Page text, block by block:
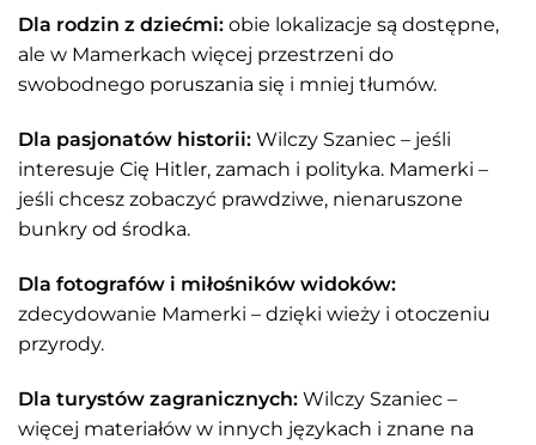
Dla rodzin z dziećmi: obie lokalizacje są dostępne,
ale w Mamerkach więcej przestrzeni do
swobodnego poruszania się i mniej tłumów.
Dla pasjonatów historii: Wilczy Szaniec – jeśli
interesuje Cię Hitler, zamach i polityka. Mamerki –
jeśli chcesz zobaczyć prawdziwe, nienaruszone
bunkry od środka.
Dla fotografów i miłośników widoków:
zdecydowanie Mamerki – dzięki wieży i otoczeniu
przyrody.
Dla turystów zagranicznych: Wilczy Szaniec –
więcej materiałów w innych językach i znane na